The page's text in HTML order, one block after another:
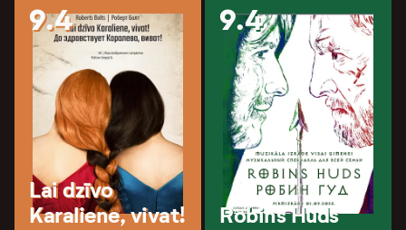
9.4
Lai dzīvo
Karaliene, vivat!
9.4
Robins Huds